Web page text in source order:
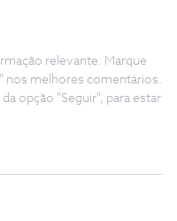
relevante. Marque
nos melhores comentários.
opção "Seguir", para estar